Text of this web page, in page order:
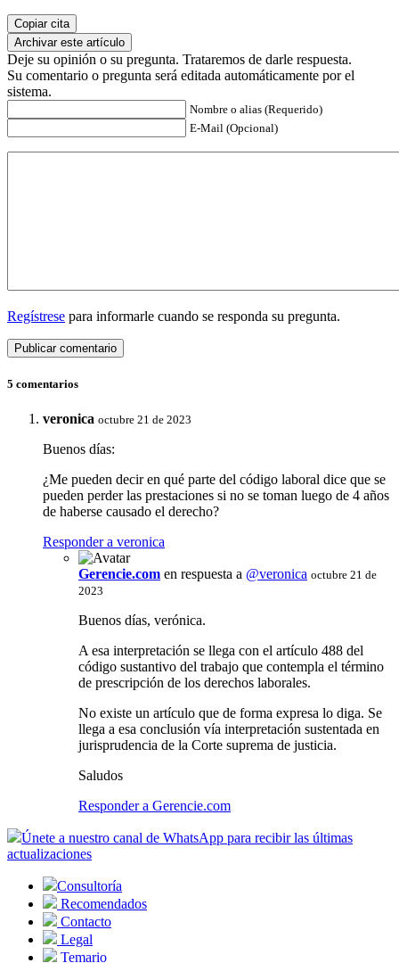
Copiar cita
Archivar este artículo
Deje su opinión o su pregunta. Trataremos de darle respuesta.
Su comentario o pregunta será editada automáticamente por el
sistema.
Nombre o alias (Requerido)
E-Mail (Opcional)
Regístrese para informarle cuando se responda su pregunta.
5 comentarios
veronica octubre 21 de 2023
Buenos días:
¿Me pueden decir en qué parte del código laboral dice que se
pueden perder las prestaciones si no se toman luego de 4 años
de haberse causado el derecho?
Responder a veronica
Gerencie.com en respuesta a @veronica octubre 21 de
2023
Buenos días, verónica.
A esa interpretación se llega con el artículo 488 del
código sustantivo del trabajo que contempla el término
de prescripción de los derechos laborales.
No existe un artículo que de forma expresa lo diga. Se
llega a esa conclusión vía interpretación sustentada en
jurisprudencia de la Corte suprema de justicia.
Saludos
Responder a Gerencie.com
Únete a nuestro canal de WhatsApp para recibir las últimas
actualizaciones
Consultoría
Recomendados
Contacto
Legal
Temario